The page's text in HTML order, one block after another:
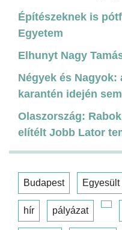
Építészeknek is
Egyetem
Elhunyt Nagy
Négyek és Nagyok:
karantén idején sem
Olaszország:
elítélt Jobb Lator
Budapest
hír pályázat